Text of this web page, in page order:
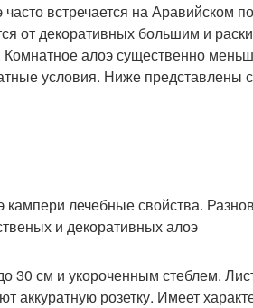
встречается на Аравийском
от декоративных большим и
алоэ существенно
условия. Ниже
30 см и укороченным стеблем.
аккуратную розетку. Имеет